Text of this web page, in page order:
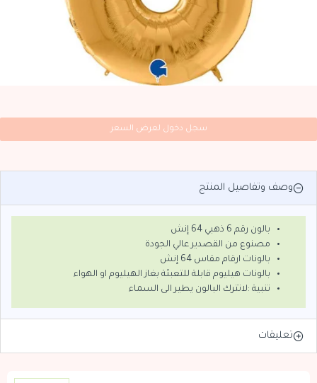
سجل دخول لعرض السعر
وصف وتفاصيل المنتج
بالون رقم 6 ذهبي 64 إنش
مصنوع من القصدير عالي الجودة
بالونات ارقام مقاس 64 إنش
بالونات هيليوم قابلة للتعبئة بغاز الهيليوم او الهواء
تنبية :لاتترك البالون يطير الى السماء
تعليقات